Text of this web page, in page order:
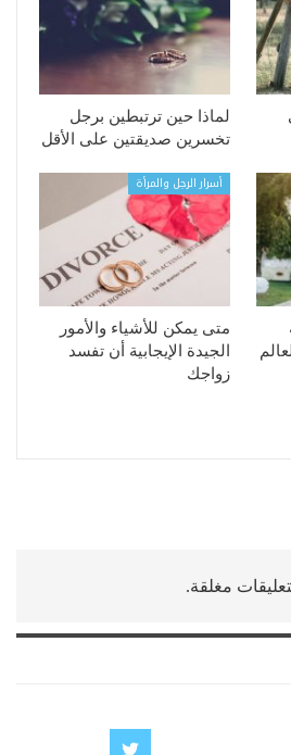
لماذا حين ترتبطين برجل
تخسرين صديقتين على الأقل
أسرار الرجل والمرأة
متى يمكن للأشياء والأمور
الجيدة الإيجابية أن تفسد
زواجك
مغلقة.